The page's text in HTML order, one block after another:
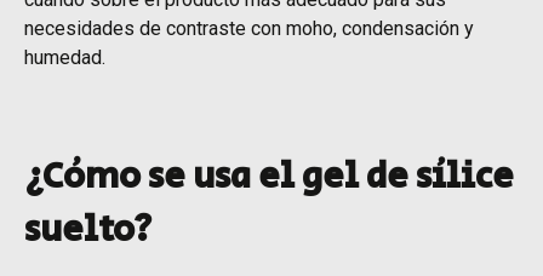
necesidades de contraste con moho, condensación y
humedad.
¿Cómo se usa el gel de sílice
suelto?